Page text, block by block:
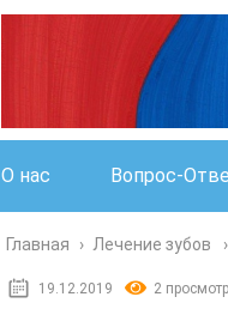
О нас Вопрос-
Главная › Лечение зубов
19.12.2019 2